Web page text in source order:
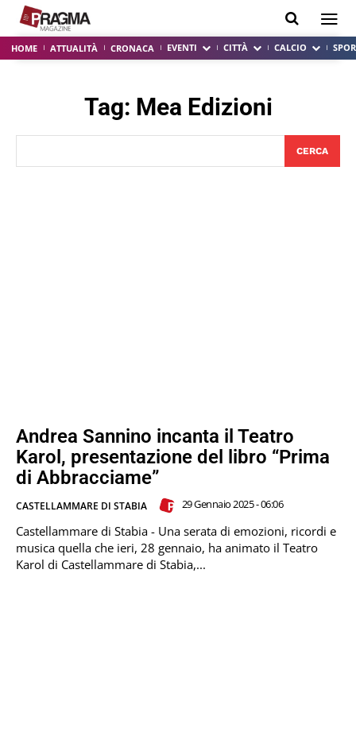
HOME ATTUALITÀ CRONACA EVENTI CITTÀ CALCIO
Tag: Mea Edizioni
CERCA
Andrea Sannino incanta il Teatro
Karol, presentazione del libro “Prima
di Abbracciame”
CASTELLAMMARE DI STABIA 29 Gennaio 2025 - 06:06
Castellammare di Stabia - Una serata di emozioni, ricordi e
musica quella che ieri, 28 gennaio, ha animato il Teatro
Karol di Castellammare di Stabia,...